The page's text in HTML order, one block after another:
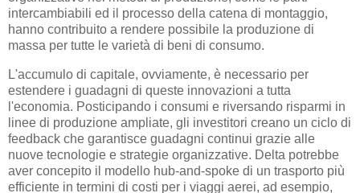
intercambiabili ed il processo della catena di montaggio,
hanno contribuito a rendere possibile la produzione di
massa per tutte le varietà di beni di consumo.
L'accumulo di capitale, ovviamente, è necessario per
estendere i guadagni di queste innovazioni a tutta
l'economia. Posticipando i consumi e riversando risparmi in
linee di produzione ampliate, gli investitori creano un ciclo di
feedback che garantisce guadagni continui grazie alle
nuove tecnologie e strategie organizzative. Delta potrebbe
aver concepito il modello hub-and-spoke di un trasporto più
efficiente in termini di costi per i viaggi aerei, ad esempio,